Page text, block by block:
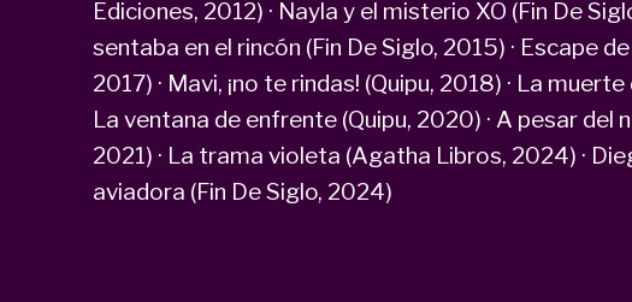
Ediciones, 2012) · Nayla y el misterio XO (Fin De
sentaba en el rincón (Fin De Siglo, 2015) · Escape
2017) · Mavi, ¡no te rindas! (Quipu, 2018) · La
La ventana de enfrente (Quipu, 2020) · A pesar del
2021) · La trama violeta (Agatha Libros, 2024) ·
aviadora (Fin De Siglo, 2024)